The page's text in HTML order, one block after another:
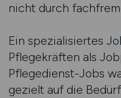
nicht durch
Ein spezialisiertes
Pflegekräften als
Pflegedienst-Jobs
gezielt auf die